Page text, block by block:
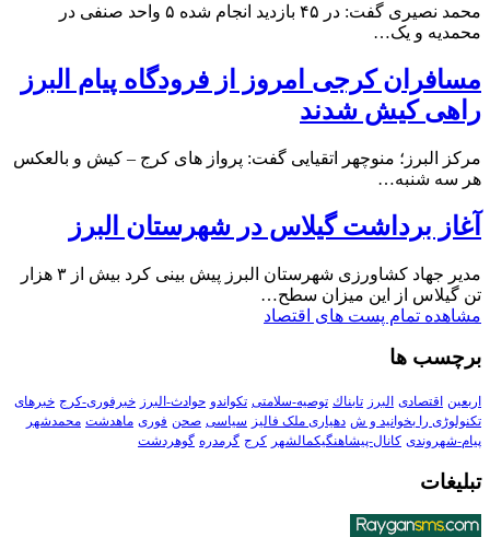
محمد نصیری گفت: در ۴۵ بازدید انجام شده ۵ واحد صنفی در
محمدیه و یک…
مسافران کرجی امروز از فرودگاه پیام البرز
راهی کیش شدند
مرکز البرز؛ منوچهر اتقیایی گفت: پرواز های کرج – کیش و بالعکس
هر سه شنبه…
آغاز برداشت گیلاس در شهرستان البرز
مدیر جهاد کشاورزی شهرستان البرز پیش بینی کرد بیش از ۳ هزار
تن گیلاس از این میزان سطح…
مشاهده تمام پست های اقتصاد
برچسب ها
اربعین اقتصادی البرز تابناك توصیه-سلامتی تکواندو حوادث-البرز خبرفوری-کرج خبرهای
تکنولوڑی را بخوانید و ش دهیاری ملک فالیز سیاسی صحن فوری ماهدشت محمدشهر
پیام-شهروندی کانال-پیشاهنگیکمالشهر کرج گرمدره گوهردشت
تبلیغات